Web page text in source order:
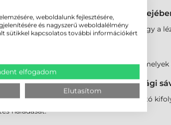
a címke a lézer nyomtató
címkék ragasztója speciálisan hőálló, így a
poliészter (PET) alapú íves címkék is,
az A4-es ívek szélein lévő biztonsági
technológia megakadályozza a ragasztó
haladását.
weboldalunk fejlesztésére,
és nagyszerű weboldalélmény
sütikkel kapcsolatos további információkért
elfogadom
Elutasítom